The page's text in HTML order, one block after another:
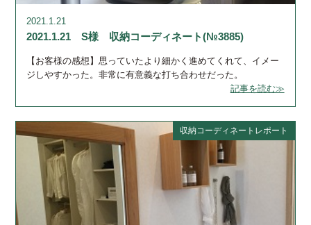
2021.1.21
2021.1.21 S様 収納コーディネート(№3885)
【お客様の感想】思っていたより細かく進めてくれて、イメー
ジしやすかった。非常に有意義な打ち合わせだった。
記事を読む≫
収納コーディネートレポート